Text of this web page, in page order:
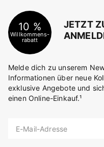
10 %
Willkommens-
rabatt
JETZT
Melde dich zu unserem
Informationen über neue
exklusive Angebote und
einen Online-Einkauf.¹
E-Mail-Adresse